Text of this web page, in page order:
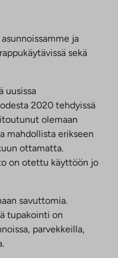
ja
sekä
uusissa
2020 tehdyissä
olemaan
mahdollista erikseen
ottamatta.
on otettu käyttöön jo
savuttomia.
tupakointi on
parvekkeilla,